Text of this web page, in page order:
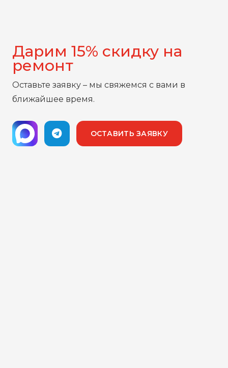
Дарим 15% скидку на
ремонт
Оставьте заявку – мы свяжемся с вами в
ближайшее время.
ОСТАВИТЬ ЗАЯВКУ